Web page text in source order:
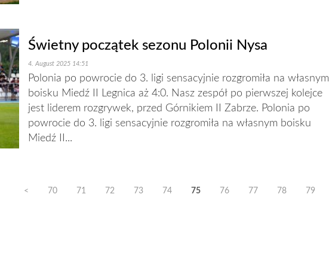
Świetny początek sezonu Polonii Nysa
4. August 2025 14:51
Polonia po powrocie do 3. ligi sensacyjnie rozgromiła na własnym
boisku Miedź II Legnica aż 4:0. Nasz zespół po pierwszej kolejce
jest liderem rozgrywek, przed Górnikiem II Zabrze. Polonia po
powrocie do 3. ligi sensacyjnie rozgromiła na własnym boisku
Miedź II...
< 70 71 72 73 74 75 76 77 78 79